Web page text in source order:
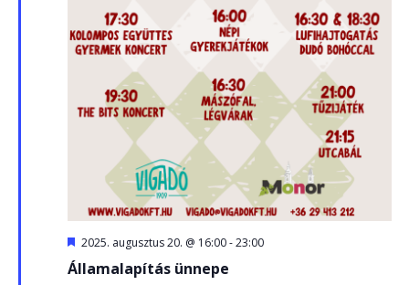
Kiemelt
2025. augusztus 20. @ 16:00-23:00
Államalapítás ünnepe